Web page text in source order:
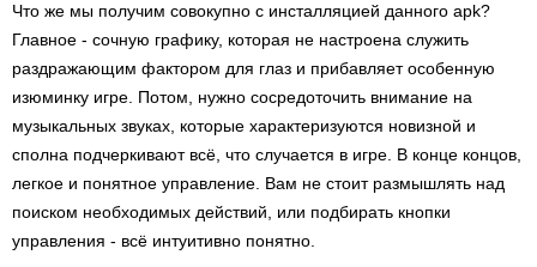
Что же мы получим совокупно с инсталляцией данного apk?
Главное - сочную графику, которая не настроена служить
раздражающим фактором для глаз и прибавляет особенную
изюминку игре. Потом, нужно сосредоточить внимание на
музыкальных звуках, которые характеризуются новизной и
сполна подчеркивают всё, что случается в игре. В конце концов,
легкое и понятное управление. Вам не стоит размышлять над
поиском необходимых действий, или подбирать кнопки
управления - всё интуитивно понятно.